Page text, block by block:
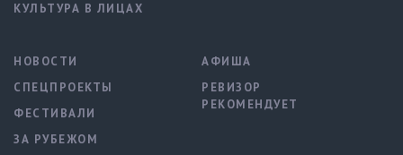
КУЛЬТУРА В ЛИЦАХ
НОВОСТИ
СПЕЦПРОЕКТЫ
ФЕСТИВАЛИ
ЗА РУБЕЖОМ
АФИША
РЕВИЗОР
РЕКОМЕНДУЕТ